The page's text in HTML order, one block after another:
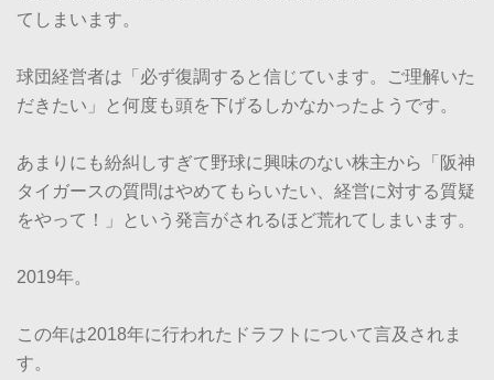
てしまいます。
球団経営者は「必ず復調すると信じています。ご理解いた
だきたい」と何度も頭を下げるしかなかったようです。
あまりにも紛糾しすぎて野球に興味のない株主から「阪神
タイガースの質問はやめてもらいたい、経営に対する質疑
をやって！」という発言がされるほど荒れてしまいます。
2019年。
この年は2018年に行われたドラフトについて言及されま
す。